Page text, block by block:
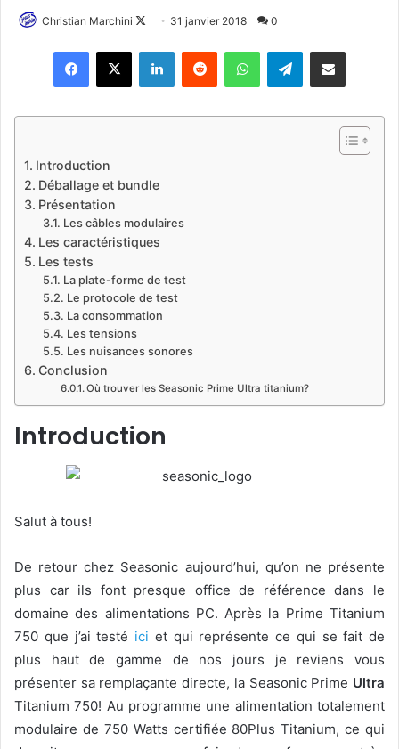
Christian Marchini
l
X
31 janvier 2018 0
Telegram
Introduction
Déballage et bundle
Présentation
Les câbles modulaires
Les caractéristiques
Les tests
La plate-forme de test
Le protocole de test
La consommation
Les tensions
Les nuisances sonores
Conclusion
Où trouver les Seasonic Prime Ultra titanium?
Introduction
Salut à tous!
De retour chez Seasonic aujourd’hui, qu’on ne présente
plus car ils font presque office de référence dans le
domaine des alimentations PC. Après la Prime Titanium
750 que j’ai testé ici et qui représente ce qui se fait de
plus haut de gamme de nos jours je reviens vous
présenter sa remplaçante directe, la Seasonic Prime Ultra
Titanium 750! Au programme une alimentation totalement
modulaire de 750 Watts certifiée 80Plus Titanium, ce qui